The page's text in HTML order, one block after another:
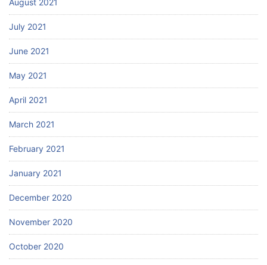
August 2021
July 2021
June 2021
May 2021
April 2021
March 2021
February 2021
January 2021
December 2020
November 2020
October 2020